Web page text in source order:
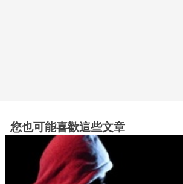
您也可能喜歡這些文章